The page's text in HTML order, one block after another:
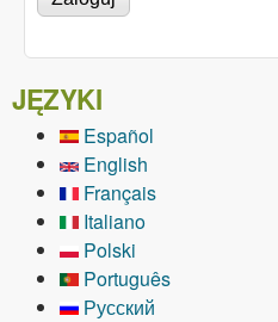
JĘZYKI
Español
English
Français
Italiano
Polski
Português
Русский